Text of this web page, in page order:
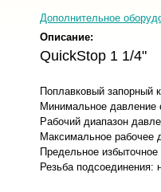
Дополнительное
Описание:
QuickStop 1 1/4"
Поплавковый запорный
Минимальное давление
Рабочий диапазон
Максимальное рабочее
Предельное
Резьба подсоединения: